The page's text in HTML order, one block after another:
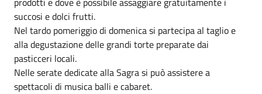
succosi e dolci frutti.
Nel tardo pomeriggio di domenica si partecipa al taglio e
alla degustazione delle grandi torte preparate dai
pasticceri locali.
Nelle serate dedicate alla Sagra si può assistere a
spettacoli di musica balli e cabaret.